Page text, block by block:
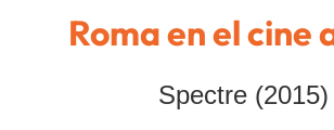
Roma en el cine
Spectre (2015)